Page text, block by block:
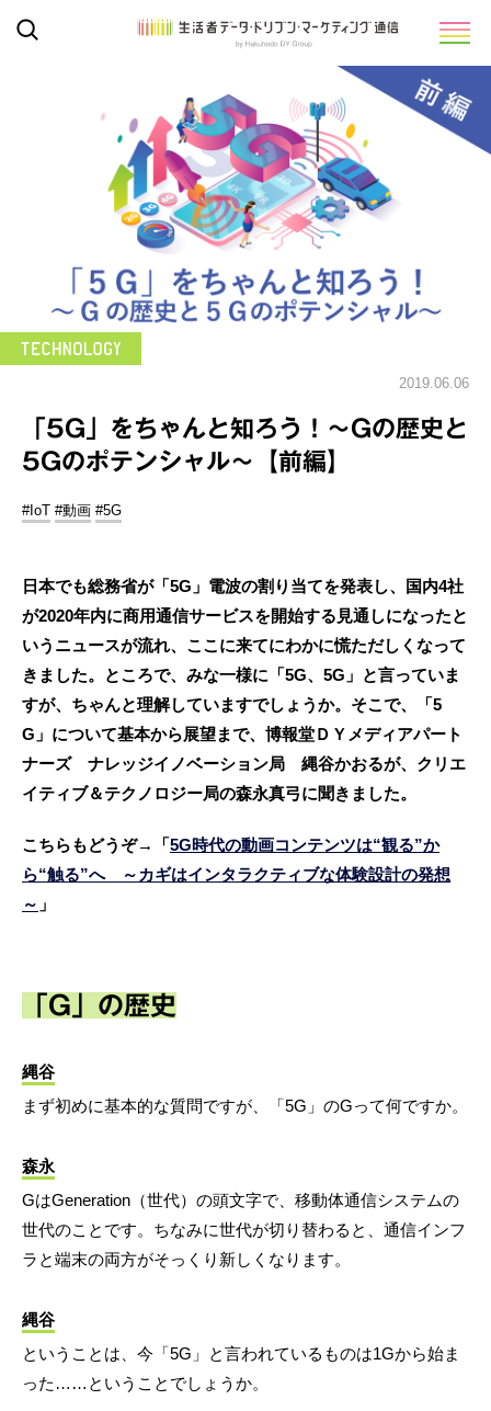
2019.06.06
「5G」をちゃんと知ろう！～Gの歴史と
5Gのポテンシャル～【前編】
#IoT #動画 #5G
日本でも総務省が「5G」電波の割り当てを発表し、国内4社
が2020年内に商用通信サービスを開始する見通しになったと
いうニュースが流れ、ここに来てにわかに慌ただしくなって
きました。ところで、みな一様に「5G、5G」と言っていま
すが、ちゃんと理解していますでしょうか。そこで、「5
G」について基本から展望まで、博報堂ＤＹメディアパート
ナーズ ナレッジイノベーション局 縄谷かおるが、クリエ
イティブ＆テクノロジー局の森永真弓に聞きました。
こちらもどうぞ→「 5G時代の動画コンテンツは“観る”か
ら“触る”へ ～カギはインタラクティブな体験設計の発想
～ 」
「G」の歴史
縄谷
まず初めに基本的な質問ですが、「5G」のGって何ですか。
森永
GはGeneration（世代）の頭文字で、移動体通信システムの
世代のことです。ちなみに世代が切り替わると、通信インフ
ラと端末の両方がそっくり新しくなります。
縄谷
ということは、今「5G」と言われているものは1Gから始ま
った……ということでしょうか。